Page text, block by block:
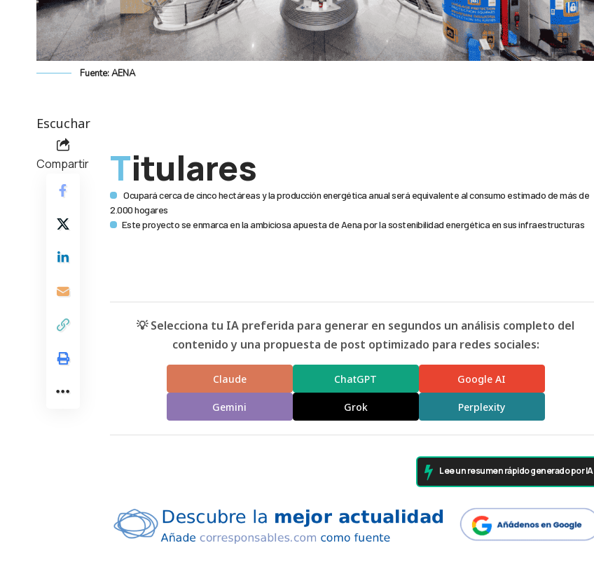
Fuente: AENA
Escuchar
Compartir Titulares
Ocupará cerca de cinco hectáreas y la producción energética anual será equivalente al consumo estimado de más de
2.000 hogares
Este proyecto se enmarca en la ambiciosa apuesta de Aena por la sostenibilidad energética en sus infraestructuras
💡 Selecciona tu IA preferida para generar en segundos un análisis completo del
contenido y una propuesta de post optimizado para redes sociales:
Claude ChatGPT Google AI
Gemini Grok Perplexity
Lee un resumen rápido generado por IA